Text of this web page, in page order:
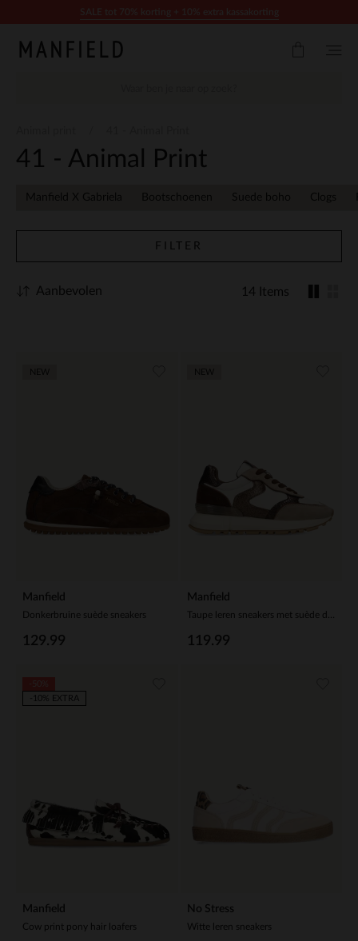
41 - Animal Print
Manfield X Gabriela Bootschoenen Suede boho Clogs
FILTER
14 Items
Aanbevolen
Manfield
Donkerbruine suède sneakers
129.99
Manfield
119.99
Manfield
Cow print pony hair loafers
-10% EXTRA
No Stress
Witte leren sneakers